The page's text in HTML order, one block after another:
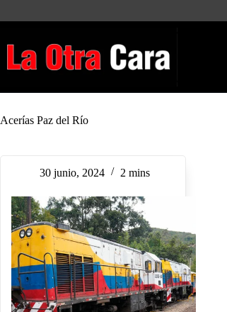
Acerías Paz del Río
30 junio, 2024 2 mins